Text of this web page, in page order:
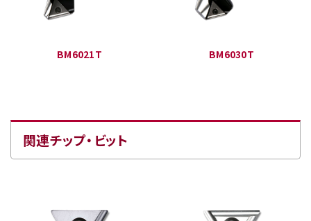
BM6021T BM6030T
関連チップ・ビット